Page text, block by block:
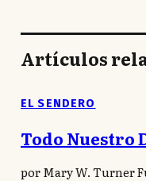
Artículos
EL SENDERO
Todo Nuestro
por Mary W. Turner